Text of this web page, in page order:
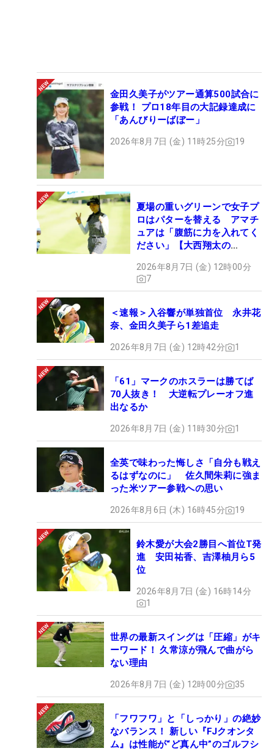
金田久美子がツアー通算500試合に
参戦！ プロ18年目の大記録達成に
「あんびりーばぼー」
2026年8月7日 (金) 11時25分 19
夏場の重いグリーンで女子プ
ロはパターを替える アマチ
ュアは「腹筋に力を入れてく
ださい」【大西翔太の
2026年8月7日 (金) 12時00分
7
＜速報＞入谷響が単独首位 永井花
奈、金田久美子ら1差追走
2026年8月7日 (金) 12時42分 1
「61」マークのホスラーは勝てば
70人抜き！ 大逆転プレーオフ進
出なるか
2026年8月7日 (金) 11時30分 1
全英で味わった悔しさ「自分も戦え
るはずなのに」 佐久間朱莉に強ま
った米ツアー参戦への思い
2026年8月6日 (木) 16時45分 19
鈴木愛が大会2勝目へ首位T発
進 安田祐香、吉澤柚月ら5
位
2026年8月7日 (金) 16時14分
1
世界の最新スイングは「圧縮」がキ
ーワード！ 久常涼が飛んで曲がら
ない理由
2026年8月7日 (金) 12時00分 35
「フワフワ」と「しっかり」の絶妙
なバランス！ 新しい『FJクオンタ
ム』は性能が“ど真ん中”のゴルフシ